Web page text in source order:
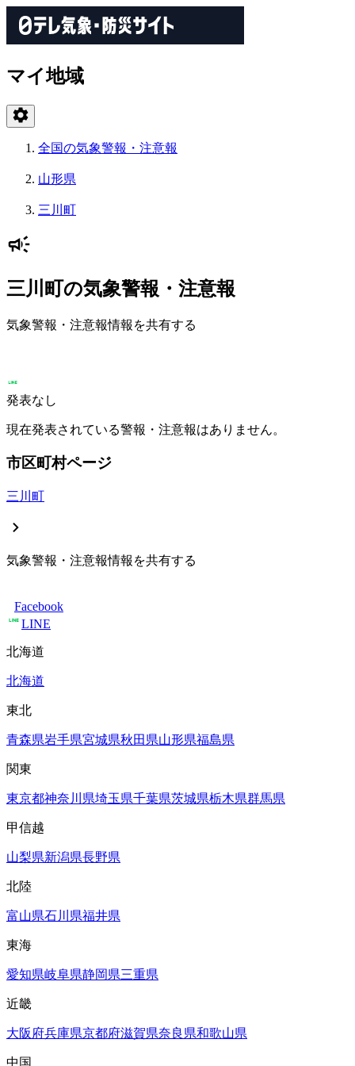
マイ地域
全国の気象警報・注意報
山形県
三川町
三川町の気象警報・注意報
気象警報・注意報情報を共有する
発表なし
現在発表されている警報・注意報はありません。
市区町村ページ
三川町
気象警報・注意報情報を共有する
Facebook
LINE
北海道
北海道
東北
青森県岩手県宮城県秋田県山形県福島県
関東
東京都神奈川県埼玉県千葉県茨城県栃木県群馬県
甲信越
山梨県新潟県長野県
北陸
富山県石川県福井県
東海
愛知県岐阜県静岡県三重県
近畿
大阪府兵庫県京都府滋賀県奈良県和歌山県
中国